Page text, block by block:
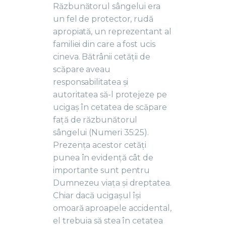
Răzbunătorul sângelui era
un fel de protector, rudă
apropiată, un reprezentant al
familiei din care a fost ucis
cineva. Bătrânii cetății de
scăpare aveau
responsabilitatea și
autoritatea să-l protejeze pe
ucigaș în cetatea de scăpare
față de răzbunătorul
sângelui (Numeri 35:25).
Prezența acestor cetăți
punea în evidență cât de
importante sunt pentru
Dumnezeu viața și dreptatea.
Chiar dacă ucigașul își
omoară aproapele accidental,
el trebuia să stea în cetatea